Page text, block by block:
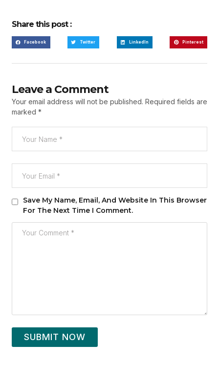
Share this post :
Facebook Twitter LinkedIn Pinterest
Leave a Comment
Your email address will not be published. Required fields are
marked *
Save My Name, Email, And Website In This Browser
For The Next Time I Comment.
SUBMIT NOW